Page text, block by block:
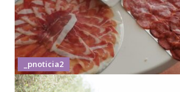
_pnoticia2